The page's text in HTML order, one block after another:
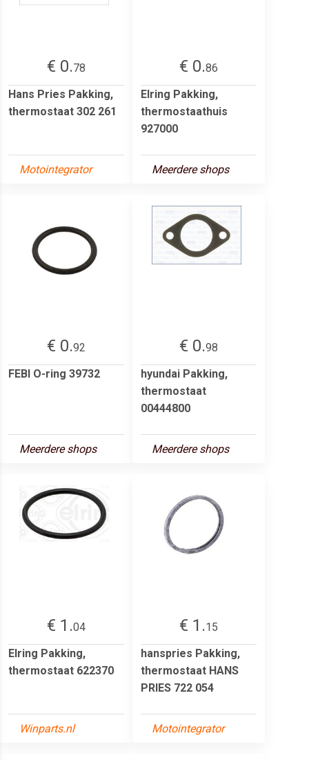
€ 0.78
Hans Pries Pakking,
thermostaat 302 261
Motointegrator
€ 0.86
Elring Pakking,
thermostaathuis
927000
Meerdere shops
€ 0.92
FEBI O-ring 39732
Meerdere shops
€ 0.98
hyundai Pakking,
thermostaat
00444800
Meerdere shops
€ 1.04
Elring Pakking,
thermostaat 622370
Winparts.nl
€ 1.15
hanspries Pakking,
thermostaat HANS
PRIES 722 054
Motointegrator